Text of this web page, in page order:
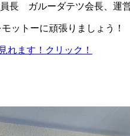
長 ガルーダテツ会長、運
ットーに頑張りましょう！
れます！クリック！